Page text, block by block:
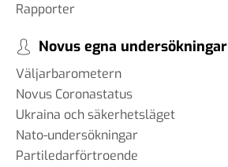
Rapporter
Novus egna undersökningar
Väljarbarometern
Novus Coronastatus
Ukraina och säkerhetsläget
Nato-undersökningar
Partiledarförtroende